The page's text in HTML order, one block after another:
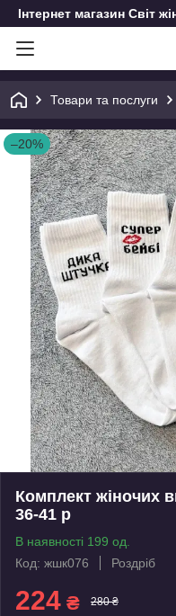
Інтернет магазин Світ
Товари та послуги
–20%
Комплект жіночих
36-41 р
В наявності 199 од.
Код: жшк076
Роздріб
224 ₴ 280 ₴